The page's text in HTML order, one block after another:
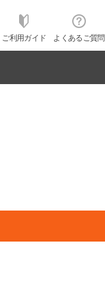
ご利用ガイド よくあるご質問